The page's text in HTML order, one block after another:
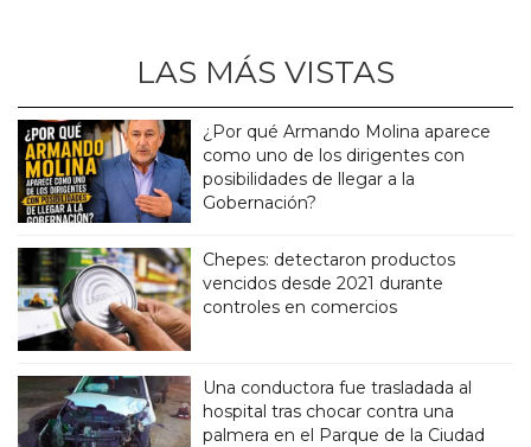
LAS MÁS VISTAS
¿Por qué Armando Molina aparece
como uno de los dirigentes con
posibilidades de llegar a la
Gobernación?
Chepes: detectaron productos
vencidos desde 2021 durante
controles en comercios
Una conductora fue trasladada al
hospital tras chocar contra una
palmera en el Parque de la Ciudad